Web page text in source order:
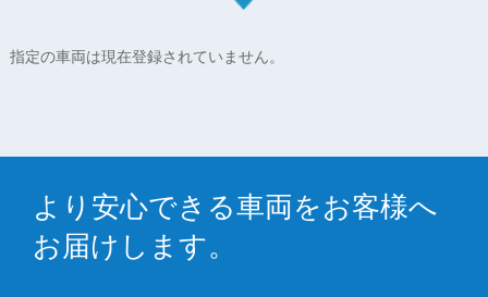
指定の車両は現在登録されていません。
より安心できる車両をお客様へ
お届けします。